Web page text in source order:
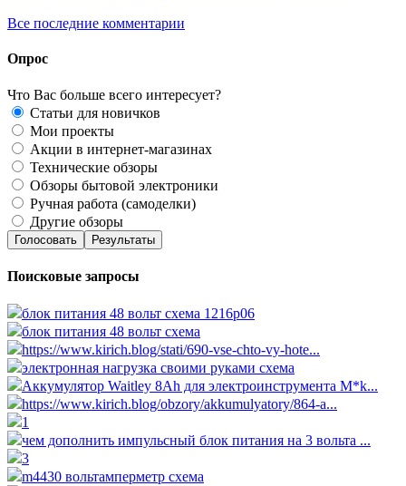
Все последние комментарии
Опрос
Что Вас больше всего интересует?
Статьи для новичков
Мои проекты
Акции в интернет-магазинах
Технические обзоры
Обзоры бытовой электроники
Ручная работа (самоделки)
Другие обзоры
Голосовать Результаты
Поисковые запросы
блок питания 48 вольт схема 1216p06
блок питания 48 вольт схема
https://www.kirich.blog/stati/690-vse-chto-vy-hote...
электронная нагрузка своими руками схема
Аккумулятор Waitley 8Ah для электроинструмента M*k...
https://www.kirich.blog/obzory/akkumulyatory/864-a...
1
чем дополнить импульсный блок питания на 3 вольта ...
3
m4430 вольтамперметр схема